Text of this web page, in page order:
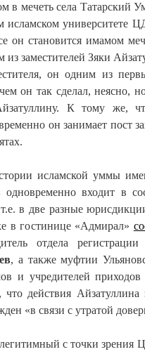
в мечеть села
исламском
он становится имамом
из заместителей Зяки
он одним из
он так сделал, неясно,
Айзатуллину. К тому
он занимает пост
исламской уммы
одновременно входит в
в две разные
в гостинице «Адмирал»
отдела
, а также муфтии
и учредителей
что действия
«в связи с утратой
с точки зрения